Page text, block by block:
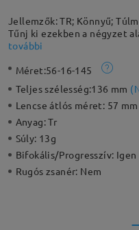
Jellemzők: TR; Könnyű;
Tűnj ki ezekben a négyzet
méretű keret könnyű és
áll a klasszikus feketével,
további
Méret:56-16-145
Teljes szélesség:136 mm (
Lencse átlós méret: 57 mm
Anyag:Tr
Súly: 13g
Bifokális/Progresszív: Igen
Rugós zsanér: Nem